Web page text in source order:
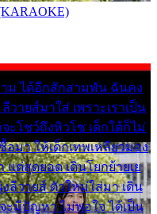
ม ได้อีกสักสามพัน ฉันคง
วายส์มาใส่ เพราะเราเป็น
จะโชว์ถึงหิวโซ เด็กใต้ก็ไม่
มา ให้เด็กเทพเหลียวมอง
แต่สุดยอด เดินโยกย้ายเย
ลีวายส์ ตัวใหม่ใส่มา เดิน
ะมีปัญหา ไม่พอใจ ได้เป็น